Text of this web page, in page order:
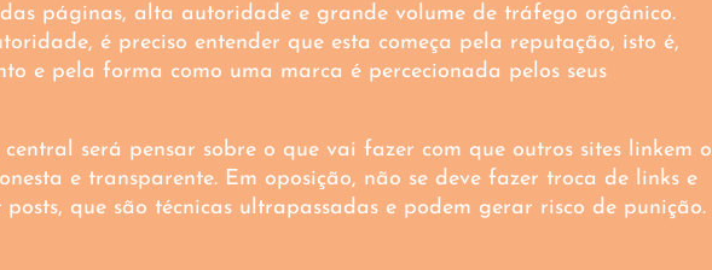
páginas, alta autoridade e grande volume de tráfego orgânico.
é preciso entender que esta começa pela reputação, isto é,
e pela forma como uma marca é percecionada pelos seus
será pensar sobre o que vai fazer com que outros sites linkem o
e transparente. Em oposição, não se deve fazer troca de links e
posts, que são técnicas ultrapassadas e podem gerar risco de punição.